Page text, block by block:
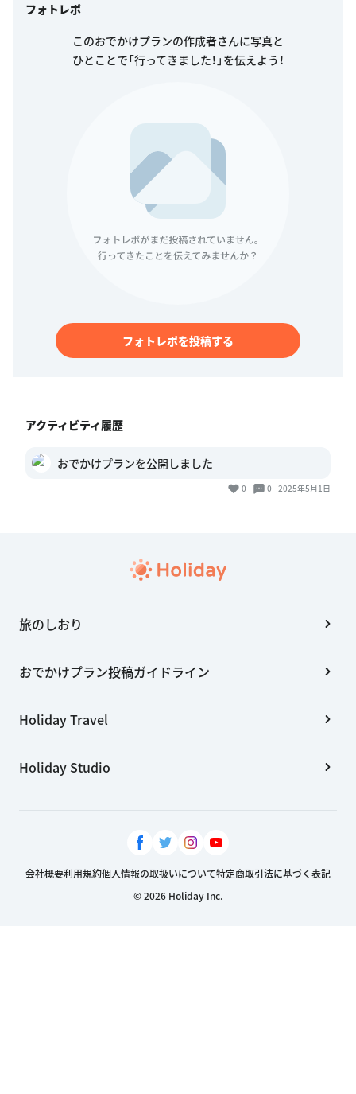
フォトレポ
このおでかけプランの作成者さんに写真と
ひとことで「行ってきました！」を伝えよう！
フォトレポを投稿する
アクティビティ履歴
おでかけプランを公開しました
0 0 2025年5月1日
旅のしおり
おでかけプラン投稿ガイドライン
Holiday Travel
Holiday Studio
会社概要利用規約個人情報の取扱いについて特定商取引法に基づく表記
© 2026 Holiday Inc.